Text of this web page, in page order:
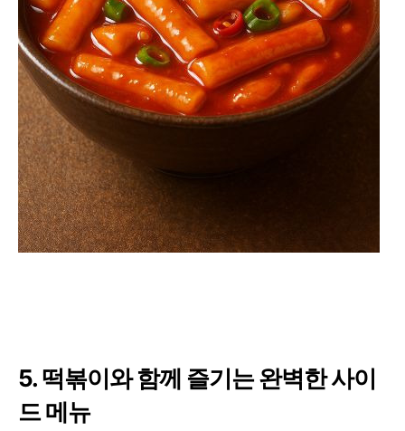
5. 떡볶이와 함께 즐기는 완벽한 사이
드 메뉴